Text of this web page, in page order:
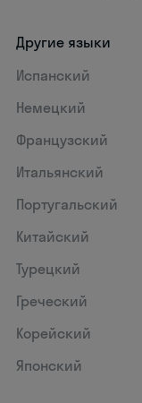
Другие языки
Испанский
Немецкий
Французский
Итальянский
Португальский
Китайский
Турецкий
Греческий
Корейский
Японский